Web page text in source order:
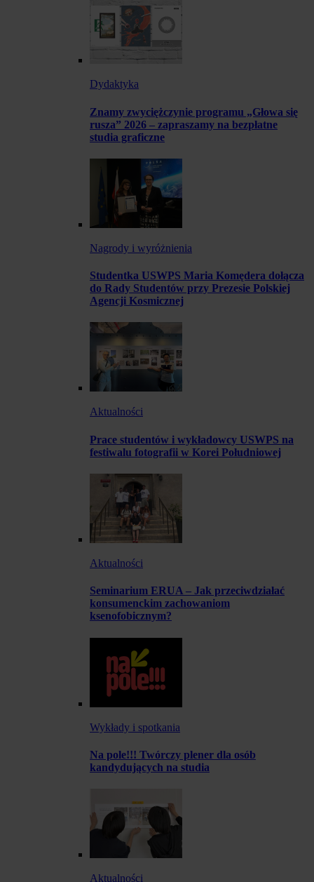
Dydaktyka
Znamy zwyciężczynie programu „Głowa się
rusza” 2026 – zapraszamy na bezpłatne
studia graficzne
Nagrody i wyróżnienia
Studentka USWPS Maria Komędera dołącza
do Rady Studentów przy Prezesie Polskiej
Agencji Kosmicznej
Aktualności
Prace studentów i wykładowcy USWPS na
festiwalu fotografii w Korei Południowej
Aktualności
Seminarium ERUA – Jak przeciwdziałać
konsumenckim zachowaniom
ksenofobicznym?
Wykłady i spotkania
Na pole!!! Twórczy plener dla osób
kandydujących na studia
Aktualności